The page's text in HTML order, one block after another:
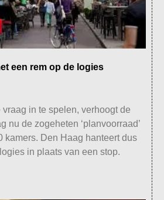
een rem op de logies
in te spelen, verhoogt de
nu de zogeheten ‘planvoorraad’
kamers. Den Haag hanteert dus
in plaats van een stop.